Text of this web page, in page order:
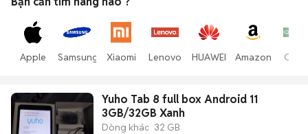
Apple Samsung Xiaomi Lenovo HUAWEI Amazon
Yuho Tab 8 full box Android 11
3GB/32GB Xanh
Dòng khác 32 GB